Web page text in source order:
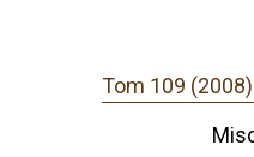
Tom 109